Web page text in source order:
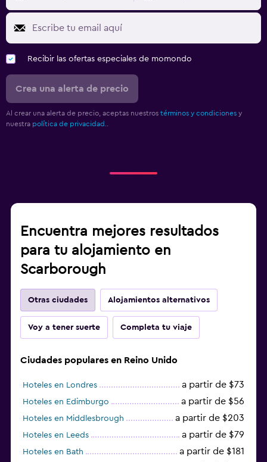
Recibir las ofertas especiales de momondo
Crea una alerta de precio
Al crear una alerta de precio, aceptas nuestros términos y condiciones y
nuestra política de privacidad.
Encuentra mejores resultados
para tu alojamiento en
Scarborough
Otras ciudades Alojamientos alternativos
Voy a tener suerte Completa tu viaje
Ciudades populares en Reino Unido
Hoteles en Londres a partir de $73
Hoteles en Edimburgo a partir de $56
Hoteles en Middlesbrough a partir de $203
Hoteles en Leeds a partir de $79
Hoteles en Bath a partir de $181